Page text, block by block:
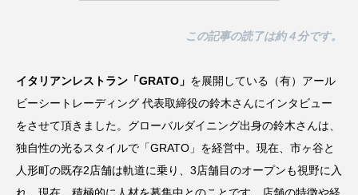
この記事の読了は約４分です。
イタリアンレストラン「GRATO」 を展開している（有）アール
ビーシートレーディング 代表取締役の鈴木さんにインタビュー
をさせて頂きました。グローバルダイニング出身の鈴木さんは、
独自性の光るスタイルで「GRATO」を経営中。現在、市ヶ谷と
人形町の既存2店舗は軌道に乗り、3店舗目のオープンも視野に入
れ、現在、積極的に人材を募集中とのことです。店舗の特徴や経